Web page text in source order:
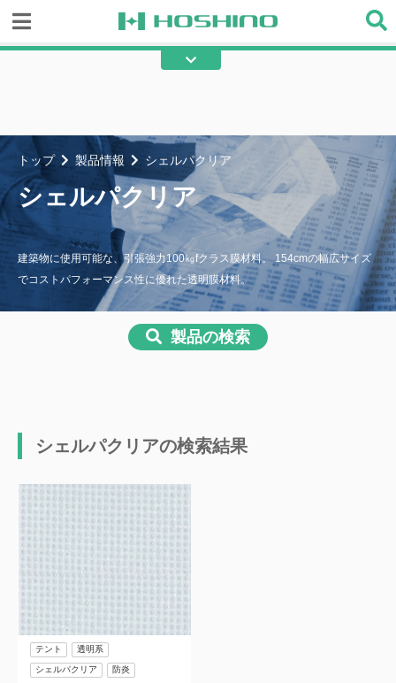
綿帆布 エステル帆布
フラット帆布
メッシュ 不燃間仕切り
その他の産業用資材
シェルパクリア
建築物に使用可能な、引張強力100㎏fクラス膜材料。 154cmの幅広サイズ
でコストパフォーマンス性に優れた透明膜材料。
トップ 製品情報 シェルパクリア
製品の検索
シェルパクリアの検索結果
テント 透明系
シェルパクリア 防炎